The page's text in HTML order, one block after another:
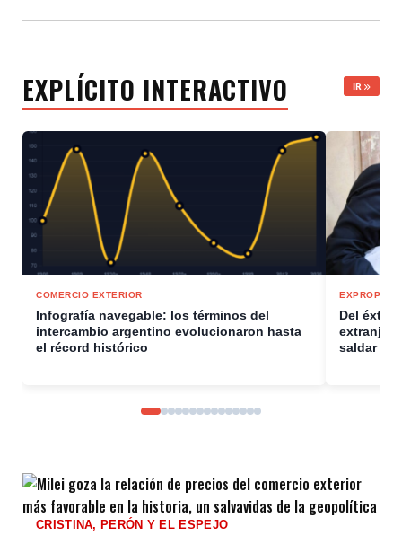
EXPLÍCITO INTERACTIVO IR
COMERCIO EXTERIOR
Infografía navegable: los términos del
intercambio argentino evolucionaron hasta
el récord histórico
Del
saldar
CRISTINA, PERÓN Y EL ESPEJO